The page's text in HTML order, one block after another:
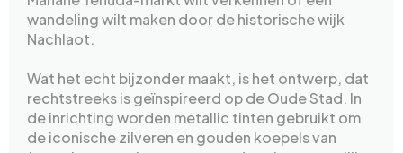
wandeling wilt maken door de historische wijk
Nachlaot.
Wat het echt bijzonder maakt, is het ontwerp, dat
rechtstreeks is geïnspireerd op de Oude Stad. In
de inrichting worden metallic tinten gebruikt om
de iconische zilveren en gouden koepels van